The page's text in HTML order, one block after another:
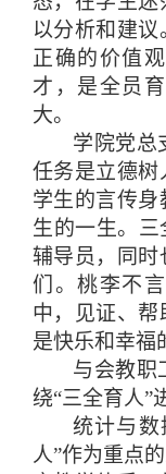
以分析和建议
正确的价值观
才 ， 是全员
大。
学院党总
任务是立德树
学生的言传身
生的一生。三
辅导员，同时
们。桃李不
中，见证、帮
是快乐和幸福
与会教职
绕“三全育人”
统计与数
人”作为重点